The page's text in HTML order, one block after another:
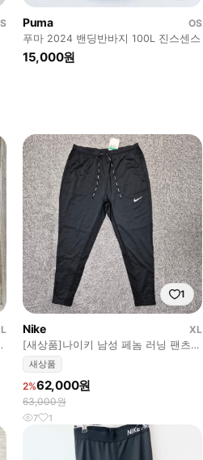
Puma
OS
푸마 2024 밴딩반바지 100L 진스센스
15,000원
1
Nike
XL
[새상품]나이키 남성 페놈 러닝 팬츠
XL(90)
새상품
2%62,000원
63,000원
7 1